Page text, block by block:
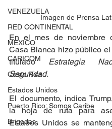
VENEZUELA
RED CONTINENTAL
MEXICO
CARICOM
Costa Rica
Estados Unidos
Puerto Rico: Somos Caribe
Brigadas
Imagen de Prensa
En el mes de noviembre
Casa Blanca hizo público
titulado Estrategia
Seguridad.
El documento, indica
la hoja de ruta para
Estados Unidos se